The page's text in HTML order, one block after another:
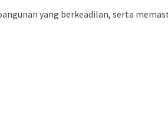
yang berkeadilan, serta